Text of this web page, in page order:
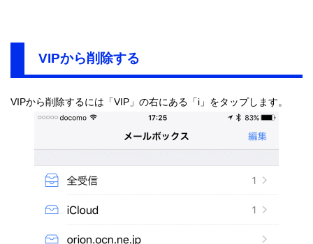
VIPから削除する
VIPから削除するには「VIP」の右にある「i」をタップします。